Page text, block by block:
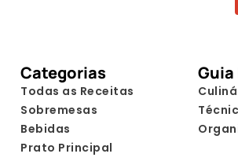
Categorias
Todas as Receitas
Sobremesas
Bebidas
Prato Principal
Guia